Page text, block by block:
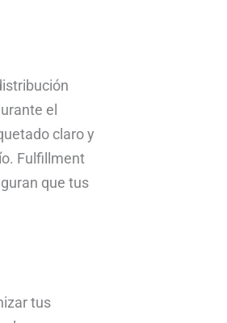
el
claro y
Fulfillment
que tus
tus